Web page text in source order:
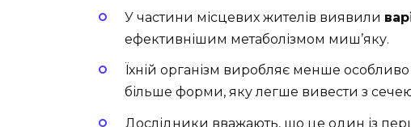
У частини місцевих жителів виявили
ефективнішим метаболізмом миш’яку.
Їхній організм виробляє менше
більше форми, яку легше вивести з
Дослідники вважають, що це один із